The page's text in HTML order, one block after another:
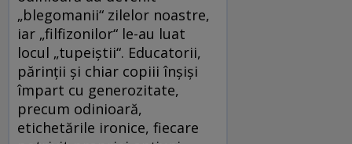
„blegomanii“ zilelor noastre,
iar „filfizonilor“ le-au luat
locul „tupeiștii“. Educatorii,
părinții și chiar copiii înșiși
împart cu generozitate,
precum odinioară,
etichetările ironice, fiecare